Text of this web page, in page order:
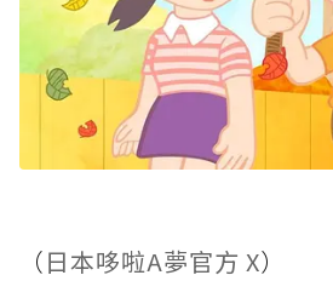
（日本哆啦A夢官方 X）